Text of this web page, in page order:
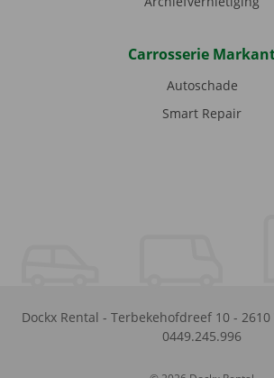
Carrosserie
Autoschade
Smart Repair
Dockx Rental - Terbekehofdreef 10 - 2610
0449.245.996